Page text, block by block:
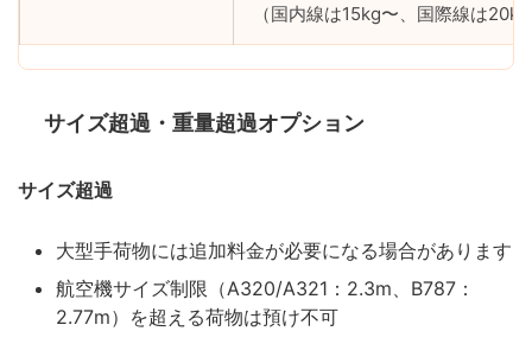
（国内線は15kg〜、国際線は
サイズ超過・重量超過オプション
サイズ超過
大型手荷物には追加料金が必要になる場合があります
航空機サイズ制限（A320/A321：2.3m、B787：
2.77m）を超える荷物は預け不可